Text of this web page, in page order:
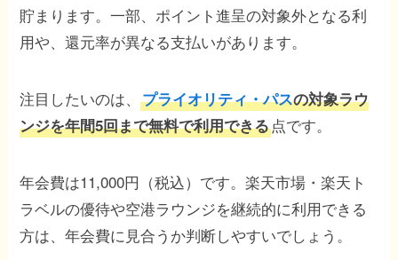
貯まります。一部、ポイント進呈の対象外となる利
用や、還元率が異なる支払いがあります。
注目したいのは、プライオリティ・パスの対象ラウ
ンジを年間5回まで無料で利用できる点です。
年会費は11,000円（税込）です。楽天市場・楽天ト
ラベルの優待や空港ラウンジを継続的に利用できる
方は、年会費に見合うか判断しやすいでしょう。